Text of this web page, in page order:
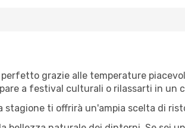
grazie alle temperature
a festival culturali o rilassarti in un
stagione ti offrirà un'ampia scelta di